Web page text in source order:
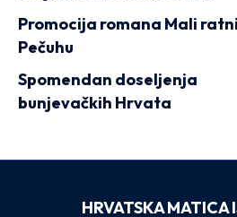
Promocija romana Mali
Pečuhu
Spomendan doseljenja
bunjevačkih Hrvata
HRVATSKA MATICA